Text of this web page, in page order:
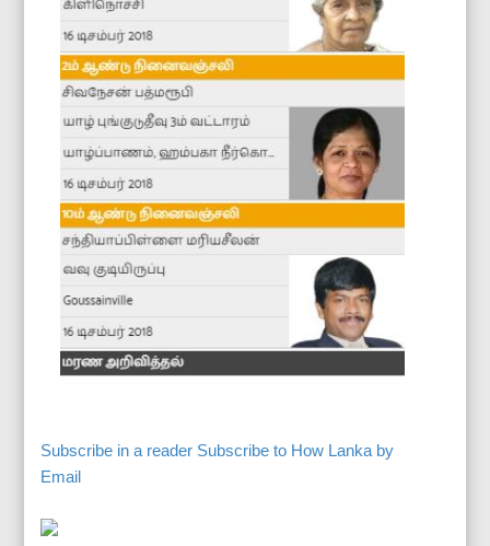
Subscribe in a reader Subscribe to How Lanka by
Email